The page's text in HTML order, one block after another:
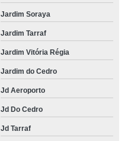
Jardim Soraya
Jardim Tarraf
Jardim Vitória Régia
Jardim do Cedro
Jd Aeroporto
Jd Do Cedro
Jd Tarraf